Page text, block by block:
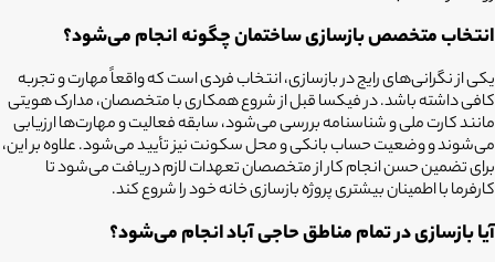
انتخاب متخصص بازسازی ساختمان چگونه انجام می‌شود؟
یکی از نگرانی‌های رایج در بازسازی، انتخاب فردی است که واقعاً مهارت و تجربه
کافی داشته باشد. در فیکسا قبل از شروع همکاری با متخصصان، مدارک هویتی
مانند کارت ملی و شناسنامه بررسی می‌شود، سابقه فعالیت و مهارت‌ها ارزیابی
می‌شوند و وضعیت حساب بانکی و محل سکونت نیز تأیید می‌شود. علاوه بر این،
برای تضمین حسن انجام کار از متخصصان تعهدات لازم دریافت می‌شود تا
کارفرما با اطمینان بیشتری پروژه بازسازی خانه خود را شروع کند.
آیا بازسازی در تمام مناطق حاجی آبادانجام می‌شود؟